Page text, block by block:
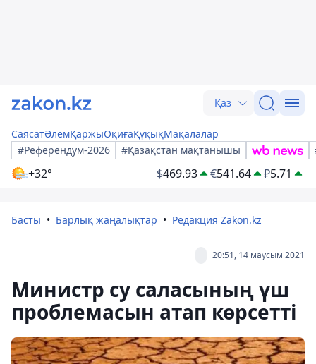
Қаз
СаясатӘлемҚаржыОқиғаҚұқықМақалалар
#Референдум-2026
#Қазақстан мақтанышы
+32° $469.93 €541.64 ₽5.71
Басты Барлық жаңалықтар Редакция Zakon.kz
20:51, 14 маусым 2021
Министр су саласының үш
проблемасын атап көрсетті